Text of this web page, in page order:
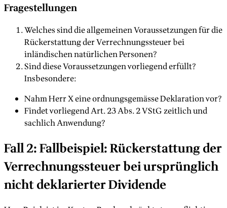
Fragestellungen
Welches sind die allgemeinen Voraussetzungen für die
Rückerstattung der Verrechnungssteuer bei
inländischen natürlichen Personen?
Sind diese Voraussetzungen vorliegend erfüllt?
Insbesondere:
Nahm Herr X eine ordnungsgemässe Deklaration vor?
Findet vorliegend Art. 23 Abs. 2 VStG zeitlich und
sachlich Anwendung?
Fall 2: Fallbeispiel: Rückerstattung der
Verrechnungssteuer bei ursprünglich
nicht deklarierter Dividende